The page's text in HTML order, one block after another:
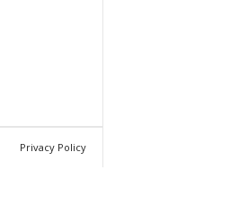
Privacy Policy